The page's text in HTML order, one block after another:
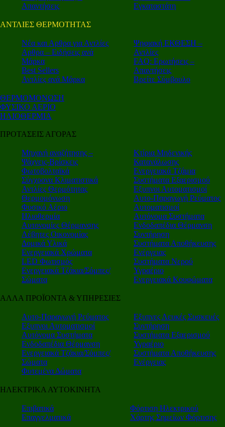
Απαντήσεις
Εγκαταστάτη
ΑΝΤΛΙΕΣ ΘΕΡΜΟΤΗΤΑΣ
Nέα και Αρθρα για Αντλίες
Αρθρα – Ειδήσεις ανά
Μάρκα
Best Sellers
Αντλίες ανά Μάρκα
Ψηφιακή ΕΚΘΕΣΗ –
Αντλίες
FAQ: Ερωτήσεις –
Απαντήσεις
Βρείτε Σύμβουλο
ΘΕΡΜΟΜΟΝΩΣΗ
ΦΥΣΙΚΟ ΑΕΡΙΟ
ΗΛΙΟΘΕΡΜΙΑ
ΠΡΟΤΑΣΕΙΣ ΑΓΟΡΑΣ
Μηχανή αναζήτησης –
Ψάχνεις-Βρίσκεις
Φωτοβολταϊκά
Σύγχρονα Κλιματιστικά
Αντλίες Θερμότητας
Θερμομόνωση
Φυσικό Αέριο
Ηλιοθερμία
Αυτονομίες Θέρμανσης
Λέβητες Οικονομίας
Δομικά Υλικά
Ενεργειακά Χρώματα
LED Φωτισμός
Ενεργειακά Τζάκια/Σόμπες/
Σώματα
Κτίρια Μηδενικής
Κατανάλωσης
Ενεργειακά Τζάμια
Συστήματα Εξαερισμού
Εξυπνοι Αυτοματισμοί
Αυτο-Παραγωγή Ρεύματος
Αυτοματισμοί
Αυτόνομα Συστήματα
Ενδοδαπέδια Θέρμανση
Συντήρηση
Συστήματα Αποθήκευσης
Ενέργειας
Συστήματα Νερού
Υγραέριο
Ενεργειακά Κουφώματα
ΑΛΛΑ ΠΡΟΪΟΝΤΑ & ΥΠΗΡΕΣΙΕΣ
Αυτο-Παραγωγή Ρεύματος
Εξυπνοι Αυτοματισμοί
Αυτόνομα Συστήματα
Ενδοδαπέδια Θέρμανση
Ενεργειακά Τζάκια/Σόμπες/
Σώματα
Φυτεμένα Δώματα
Εξυπνες Λευκές Συσκευές
Συντήρηση
Συστήματα Εξαερισμού
Υγραέριο
Συστήματα Αποθήκευσης
Ενέργειας
ΗΛΕΚΤΡΙΚΑ ΑΥΤΟΚΙΝΗΤΑ
Επιβατικά
Επαγγελματικά
Φόρτιση Ηλεκτρικού
Χάρτης Σημείων Φόρτισης